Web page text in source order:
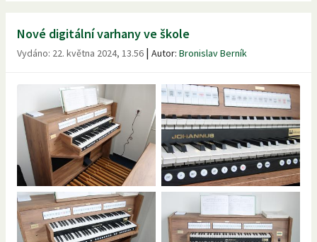
Nové digitální varhany ve škole
Vydáno: 22. května 2024, 13.56 | Autor: Bronislav Berník